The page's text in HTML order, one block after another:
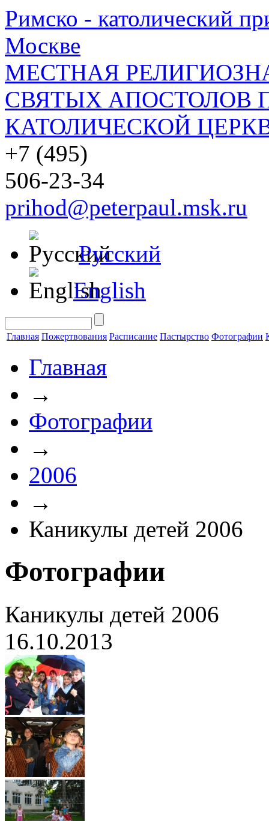
Римско - католический
Москве
МЕСТНАЯ
СВЯТЫХ АПОСТОЛОВ
КАТОЛИЧЕСКОЙ
+7 (495)
506-23-34
prihod@peterpaul.msk.ru
Русский
English
Главная Пожертвования Расписание Пастырство Фотографии
Главная
→
Фотографии
→
2006
→
Каникулы детей 2006
Фотографии
Каникулы детей 2006
16.10.2013